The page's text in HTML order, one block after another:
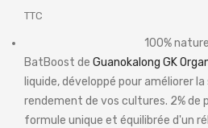
TTC
100%
BatBoost de Guanokalong GK
liquide, développé pour améliorer
rendement de vos cultures. 2% de
formule unique et équilibrée d'un